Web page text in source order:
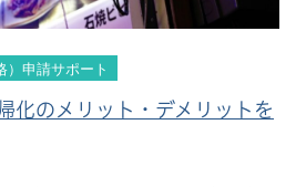
）申請サポート
化のメリット・デメリットを